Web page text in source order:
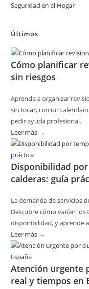
Seguridad en el Hogar
Últimos
Cómo planificar
sin riesgos
Aprende a organizar
sin tocar, con un
pedir ayuda profesional.
Leer más →
Cómo
revisiones
básicas
hogar
sin
Disponibilidad
calderas: guía
La demanda de servicios
Descubre cómo varían los
disponibilidad, y aprende
Leer más →
temporada
en
Atención urgente
real y tiempos en